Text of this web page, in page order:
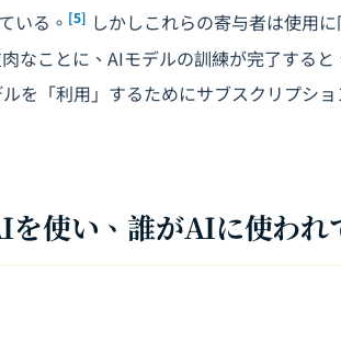
いる。 [5] しかしこれらの寄与者は使用
なことに、AIモデルの訓練が完了する
を「利用」するためにサブスクリプシ
使い、誰がAIに使われ